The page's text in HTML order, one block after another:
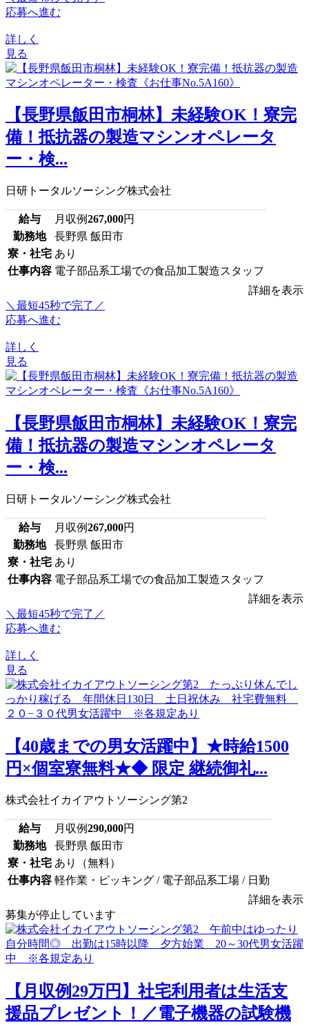
応募へ進む
詳しく
見る
【長野県飯田市桐林】未経験OK！寮完
備！抵抗器の製造マシンオペレータ
ー・検...
日研トータルソーシング株式会社
給与 月収例267,000円
勤務地
長野県 飯田市
寮・社宅 あり
仕事内容 電子部品系工場での食品加工製造スタッフ
詳細を表示
＼最短45秒で完了／
応募へ進む
詳しく
見る
【長野県飯田市桐林】未経験OK！寮完
備！抵抗器の製造マシンオペレータ
ー・検...
日研トータルソーシング株式会社
給与 月収例267,000円
勤務地
長野県 飯田市
寮・社宅 あり
仕事内容 電子部品系工場での食品加工製造スタッフ
詳細を表示
＼最短45秒で完了／
応募へ進む
詳しく
見る
【40歳までの男女活躍中】★時給1500
円×個室寮無料★◆ 限定 継続御礼...
株式会社イカイアウトソーシング第2
給与 月収例290,000円
勤務地
長野県 飯田市
寮・社宅 あり（無料）
仕事内容 軽作業・ピッキング / 電子部品系工場 / 日勤
詳細を表示
募集が停止しています
【月収例29万円】社宅利用者は生活支
援品プレゼント！／電子機器の試験機